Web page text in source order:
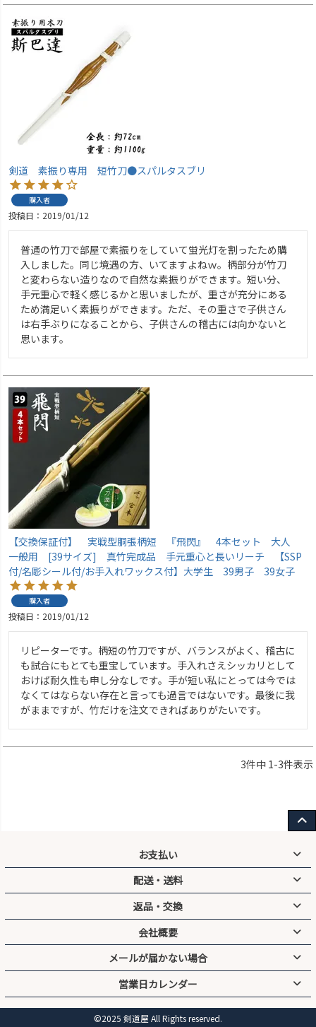
剣道 素振り専用 短竹刀●スパルタスブリ
購入者
投稿日 2019/01/12
普通の竹刀で部屋で素振りをしていて蛍光灯を割ったため購
入しました。同じ境遇の方、いてますよねｗ。柄部分が竹刀
と変わらない造りなので自然な素振りができます。短い分、
手元重心で軽く感じるかと思いましたが、重さが充分にある
ため満足いく素振りができます。ただ、その重さで子供さん
は右手ぶりになることから、子供さんの稽古には向かないと
思います。
【交換保証付】 実戦型胴張柄短 『飛閃』 4本セット 大人
一般用 [39サイズ] 真竹完成品 手元重心と長いリーチ 【SSP
付/名彫シール付/お手入れワックス付】大学生 39男子 39女子
購入者
投稿日 2019/01/12
リピーターです。柄短の竹刀ですが、バランスがよく、稽古に
も試合にもとても重宝しています。手入れさえシッカリとして
おけば耐久性も申し分なしです。手が短い私にとっては今では
なくてはならない存在と言っても過言ではないです。最後に我
がままですが、竹だけを注文できればありがたいです。
3件中 1-3件表示
お支払い
クレジットカード／代引／銀行振込／コンビニ前払い／後払い／
PayPay／キャリア決済
手数料
代引：300円（※1万円以上で無料）
コンビニ前払い：200円
後払い．ＣＯＭ：300円
をご確認ください
配送・送料
送料無料
メール便：全国一律200円
14時までのご注文は通常、翌営業日に出荷
※混雑時は1〜2日遅れる場合がございます
※取寄品を含むご注文は入荷後にまとめて発送となります。
ご利用ガイドをご確認ください
返品・交換
刺繍入り剣道着・垂れゼッケンは商品の性質上、交換・返品不可と
なります
品種変更・注文間違いなどお客様都合の交換・返品は送料ご負担と
なります
会社概要
有限会社ネットウイング
325-0001 栃木県那須郡那須町高久甲5980−1
電話：0120-987-071(平日9:00〜17:15)
営業時間：9:00-17:15
メールが届かない場合
ご注文完了・発送通知メールが届かない場合は、メールアドレスの
誤入力や受信拒否設定が原因の可能性があります。
発送時には【伝票番号付きメール】をお送りしています。
営業日カレンダー
©2025 剣道屋 All Rights reserved.